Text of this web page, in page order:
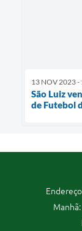
13 NOV 2023 -
São Luiz
de Futebol